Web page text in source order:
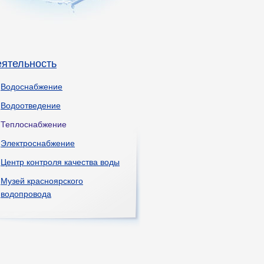
Водоснабжение
Водоотведение
Теплоснабжение
Электроснабжение
Центр контроля качества воды
Музей красноярского
водопровода